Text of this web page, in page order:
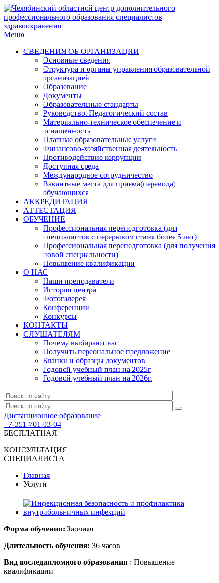
Меню
СВЕДЕНИЯ ОБ ОРГАНИЗАЦИИ
Основные сведения
Структура и органы управления образовательной
организацией
Образование
Документы
Образовательные стандарты
Руководство. Педагогический состав
Материально-техническое обеспечение и
оснащенность
Платные образовательные услуги
Финансово-хозяйственная деятельность
Противодействие коррупции
Доступная среда
Международное сотрудничество
Вакантные места для приема(перевода)
обучающихся
АККРЕДИТАЦИЯ
АТТЕСТАЦИЯ
ОБУЧЕНИЕ
Профессиональная переподготовка (для
специалистов с перерывом стажа более 5 лет)
Профессиональная переподготовка (для получения
новой специальности)
Повышение квалификации
О НАС
Наши преподаватели
История центра
Фотогалерея
Конференции
Конкурсы
КОНТАКТЫ
СЛУШАТЕЛЯМ
Почему выбирают нас
Получить персональное предложение
Бланки и образцы документов
Годовой учебный план на 2025г
Годовой учебный план на 2026г.
Дистанционное образование
+7-351-701-03-04
БЕСПЛАТНАЯ
КОНСУЛЬТАЦИЯ
СПЕЦИАЛИСТА
Главная
Услуги
Форма обучения: Заочная
Длительность обучения: 36 часов
Вид поcледипломного образования : Повышение
квалификации